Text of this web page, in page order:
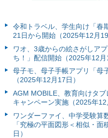
令和トラベル、学生向け「春
21日から開始（2025年12月19
ワオ、3歳からの絵さがしア
ち！」配信開始（2025年12月
母子モ、母子手帳アプリ「母
（2025年12月17日）
AGM MOBILE、教育向けタ
キャンペーン実施（2025年12
ワンダーファイ、中学受験算
「究極の平面図形＜相似・
日）